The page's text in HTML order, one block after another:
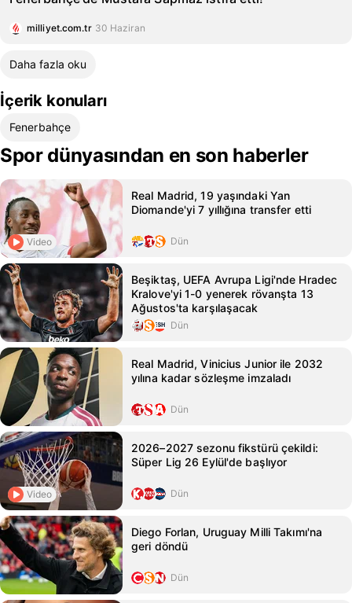
milliyet.com.tr 30 Haziran
Daha fazla oku
İçerik konuları
Fenerbahçe
Spor dünyasından en son haberler
Video
Real Madrid, 19 yaşındaki Yan
Diomande'yi 7 yıllığına transfer etti
Dün
Beşiktaş, UEFA Avrupa Ligi'nde Hradec
Kralove'yi 1-0 yenerek rövanşta 13
Ağustos'ta karşılaşacak
Dün
Real Madrid, Vinicius Junior ile 2032
yılına kadar sözleşme imzaladı
Dün
Video
2026–2027 sezonu fikstürü çekildi:
Süper Lig 26 Eylül'de başlıyor
Dün
Diego Forlan, Uruguay Milli Takımı'na
geri döndü
Dün